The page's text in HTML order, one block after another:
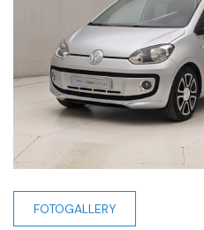
FOTOGALLERY
Volkswagen UP!
1.0 75 CV 5p. move up!
Prenota il veicolo per